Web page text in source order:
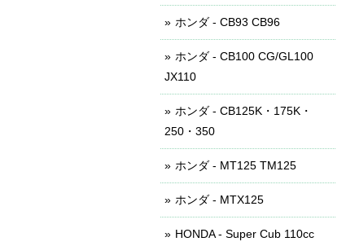
ホンダ - CB93 CB96
ホンダ - CB100 CG/GL100
JX110
ホンダ - CB125K・175K・
250・350
ホンダ - MT125 TM125
ホンダ - MTX125
HONDA - Super Cub 110cc